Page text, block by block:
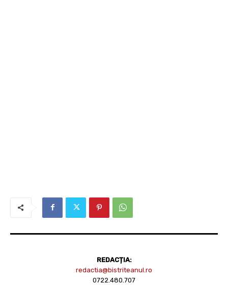
REDACȚIA:
redactia@bistriteanul.ro
0722.480.707